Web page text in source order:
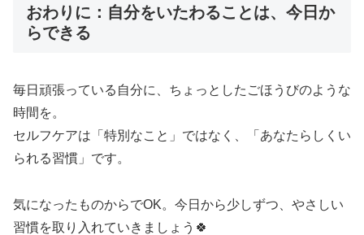
おわりに：自分をいたわることは、今日か
らできる
毎日頑張っている自分に、ちょっとしたごほうびのような
時間を。
セルフケアは「特別なこと」ではなく、「あなたらしくい
られる習慣」です。
気になったものからでOK。今日から少しずつ、やさしい
習慣を取り入れていきましょう🍀